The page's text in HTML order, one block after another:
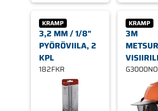
KRAMP
3,2 MM / 1/8"
PYÖRÖVIILA, 2
KPL
182FKR
KRAMP
3M
PELTOR